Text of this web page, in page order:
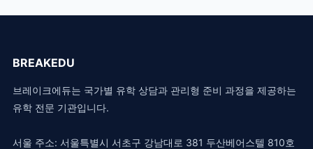
BREAKEDU
브레이크에듀는 국가별 유학 상담과 관리형 준비 과정을 제공하는
유학 전문 기관입니다.
서울 주소: 서울특별시 서초구 강남대로 381 두산베어스텔 810호